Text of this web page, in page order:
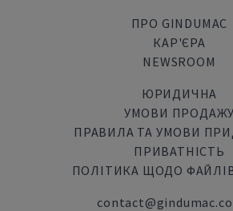
ПРО GINDUMAC
КАР'ЄРА
NEWSROOM
ЮРИДИЧНА
УМОВИ ПРОДАЖУ
ПРАВИЛА ТА УМОВИ
ПРИВАТНІСТЬ
ПОЛІТИКА ЩОДО ФАЙЛІВ